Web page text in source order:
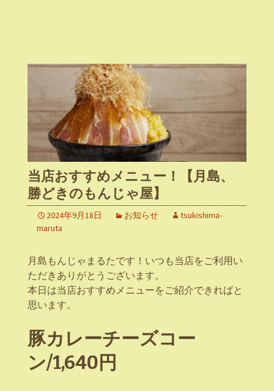
当店おすすめメニュー！【月島、
勝どきのもんじゃ屋】
2024年9月18日 お知らせ
tsukishima-
maruta
月島もんじゃまるたです！いつも当店をご利用い
ただきありがとうございます。
本日は当店おすすめメニューをご紹介できればと
思います。
豚カレーチーズコー
ン/1,640円